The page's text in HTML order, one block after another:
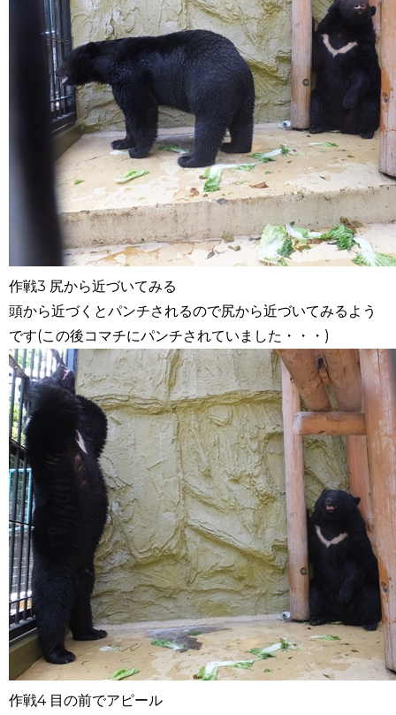
作戦3 尻から近づいてみる
頭から近づくとパンチされるので尻から近づいてみるよう
です(この後コマチにパンチされていました・・・)
作戦4 目の前でアピール